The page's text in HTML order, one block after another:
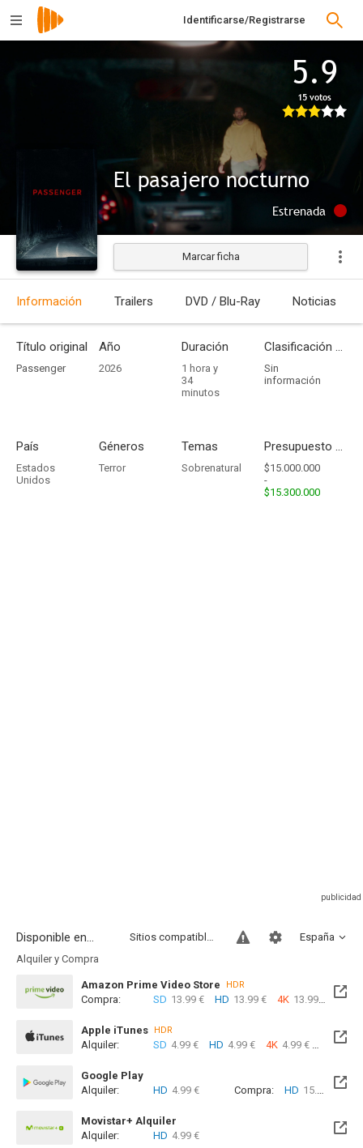
Identificarse/Registrarse
5.9
15 votos
El pasajero nocturno
Estrenada
Marcar ficha
Información Trailers DVD / Blu-Ray Noticias
Título original
Passenger
Año
2026
Duración
1 hora y
34
minutos
Clasificación por edades
Sin
información
País
Estados
Unidos
Géneros
Terror
Temas
Sobrenatural
Presupuesto - Ingresos
$15.000.000
-
$15.300.000
Disponible en... España
Sitios compatibles
Alquiler y Compra
Amazon Prime Video Store HDR
Compra: SD 13.99 € HD 13.99 € 4K 13.99 €
Apple iTunes HDR
Alquiler: SD 4.99 € HD 4.99 € 4K 4.99 €
Google Play
Alquiler:
HD 4.99 € Compra: HD 15.99 €
Movistar+ Alquiler
Disponible hasta el Lun, 01 Nov 2027 (Queda 1 año)
Alquiler: HD 4.99 €